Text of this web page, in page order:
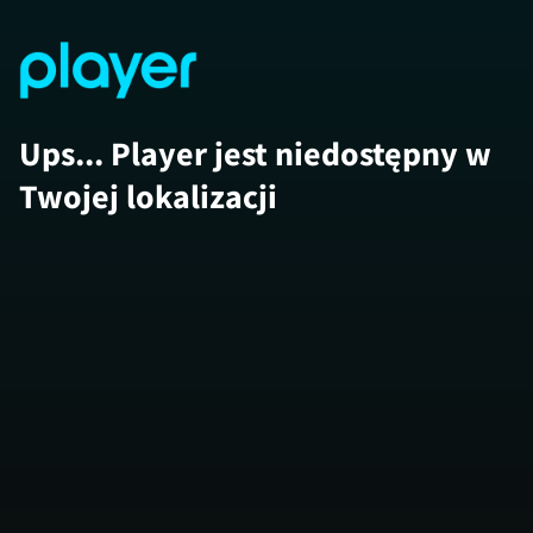
Ups... Player jest niedostępny w
Twojej lokalizacji